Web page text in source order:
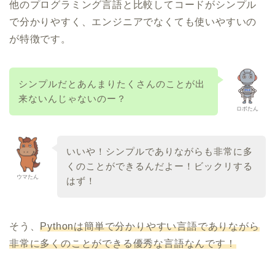
他のプログラミング言語と比較してコードがシンプル
で分かりやすく、エンジニアでなくても使いやすいの
が特徴です。
ロボたん
シンプルだとあんまりたくさんのことが出
来ないんじゃないのー？
ウマたん
いいや！シンプルでありながらも非常に多
くのことができるんだよー！ビックリする
はず！
そう、Pythonは簡単で分かりやすい言語でありながら
非常に多くのことができる優秀な言語なんです！